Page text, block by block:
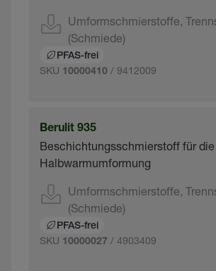
Umformschmierstoffe,
(Schmiede)
PFAS-frei
SKU 10000410 / 9412009
Berulit 935
Beschichtungsschmierstoff für die
Halbwarmumformung
Umformschmierstoffe,
(Schmiede)
PFAS-frei
SKU 10000027 / 4903409